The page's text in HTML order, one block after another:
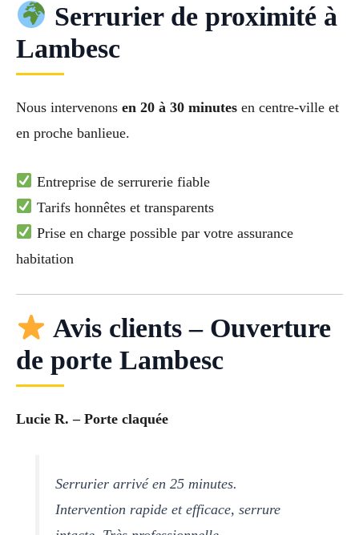
Serrurier de proximité à
Lambesc
Nous intervenons en 20 à 30 minutes en centre-ville et
en proche banlieue.
Entreprise de serrurerie fiable
Tarifs honnêtes et transparents
Prise en charge possible par votre assurance
habitation
Avis clients – Ouverture
de porte Lambesc
Lucie R. – Porte claquée
Serrurier arrivé en 25 minutes.
Intervention rapide et efficace, serrure